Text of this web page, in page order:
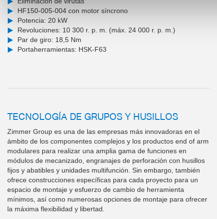
HF150-005-004 con motor síncrono
Potencia: 20 kW
Revoluciones: 10 300 r. p. m. (máx. 24 000 r. p. m.)
Par de giro: 18,5 Nm
Portaherramientas: HSK-F63
TECNOLOGÍA DE GRUPOS Y HUSILLOS
Zimmer Group es una de las empresas más innovadoras en el
ámbito de los componentes complejos y los productos end of arm
modulares para realizar una amplia gama de funciones en
módulos de mecanizado, engranajes de perforación con husillos
fijos y abatibles y unidades multifunción. Sin embargo, también
ofrece construcciones específicas para cada proyecto para un
espacio de montaje y esfuerzo de cambio de herramienta
mínimos, así como numerosas opciones de montaje para ofrecer
la máxima flexibilidad y libertad.